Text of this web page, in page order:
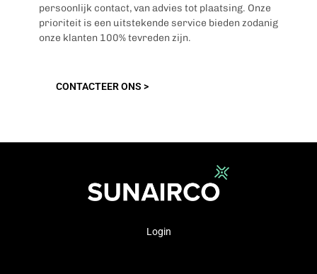
persoonlijk contact, van advies tot plaatsing. Onze
prioriteit is een uitstekende service bieden zodanig
onze klanten 100% tevreden zijn.
CONTACTEER ONS >
Login